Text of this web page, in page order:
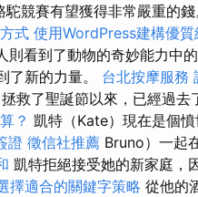
競賽有望獲得非常嚴重的錢
式 使用WordPress建構優質
則看到了動物的奇妙能力中
了新的力量。 台北按摩服務
救了聖誕節以來，已經過去
？ 凱特（Kate）現在是個
證 徵信社推薦 Bruno）一起
凱特拒絕接受她的新家庭，
擇適合的關鍵字策略 從他的